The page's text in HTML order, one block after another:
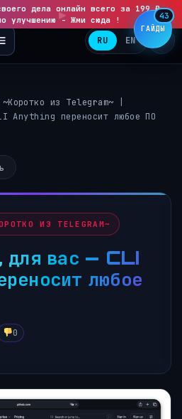
дела онлайн всего за 199 ₽
улучшению - Жми сюда !
▶
RU EN
из Telegram~
Anything переносит любое ПО
ИЗ TELEGRAM~
для вас — CLI
любое
0
ГАЙДЫ
43